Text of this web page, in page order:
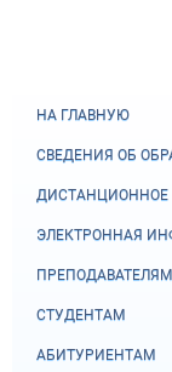
НА ГЛАВНУЮ
СВЕДЕНИЯ ОБ
ДИСТАНЦИОННОЕ
ЭЛЕКТРОННАЯ
ПРЕПОДАВАТЕЛЯМ
СТУДЕНТАМ
АБИТУРИЕНТАМ